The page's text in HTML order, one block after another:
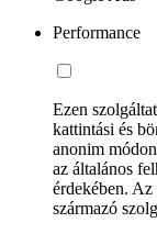
Performance
Ezen
kattintási és
anonim
az általános
érdekében.
származó